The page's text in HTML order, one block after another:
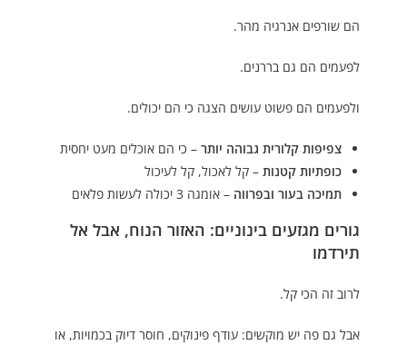
הם שורפים אנרגיה מהר.
לפעמים הם גם בררנים.
ולפעמים הם פשוט עושים הצגה כי הם יכולים.
צפיפות קלורית גבוהה יותר – כי הם אוכלים מעט יחסית
כופתיות קטנות – קל לאכול, קל לעיכול
תמיכה בעור ובפרווה – אומגה 3 יכולה לעשות פלאים
גורים מגזעים בינוניים: האזור הנוח, אבל אל
תירדמו
לרוב זה הכי קל.
אבל גם פה יש מוקשים: עודף פינוקים, חוסר דיוק בכמויות, או